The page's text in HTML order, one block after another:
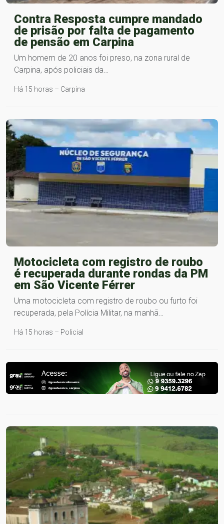
Contra Resposta cumpre mandado
de prisão por falta de pagamento
de pensão em Carpina
Um homem de 20 anos foi preso, na zona rural de
Carpina, após policiais da…
Há 15 horas – Carpina
Motocicleta com registro de roubo
é recuperada durante rondas da PM
em São Vicente Férrer
Uma motocicleta com registro de roubo ou furto foi
recuperada, pela Polícia Militar, na manhã…
Há 15 horas – Policial